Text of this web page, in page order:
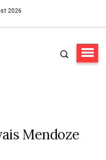
2026
Mendoze